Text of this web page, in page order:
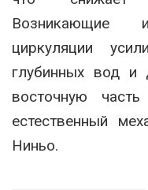
Возникающие
циркуляции
глубинных вод и
восточную
естественный
Ниньо.